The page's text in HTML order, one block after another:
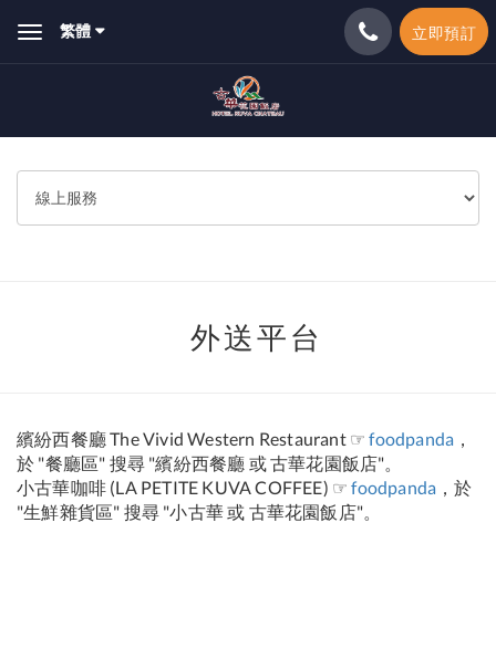
Toggle繁體 立即預訂
外送平台
繽紛西餐廳 The Vivid Western Restaurant ☞foodpanda ，
於 "餐廳區" 搜尋 "繽紛西餐廳 或 古華花園飯店"。
小古華咖啡 (LA PETITE KUVA COFFEE) ☞foodpanda ，於
"生鮮雜貨區" 搜尋 "小古華 或 古華花園飯店"。